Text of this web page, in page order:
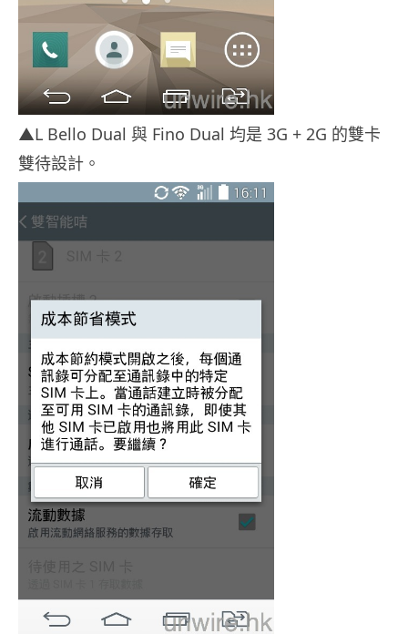
▲L Bello Dual 與 Fino Dual 均是 3G + 2G 的雙卡
雙待設計。